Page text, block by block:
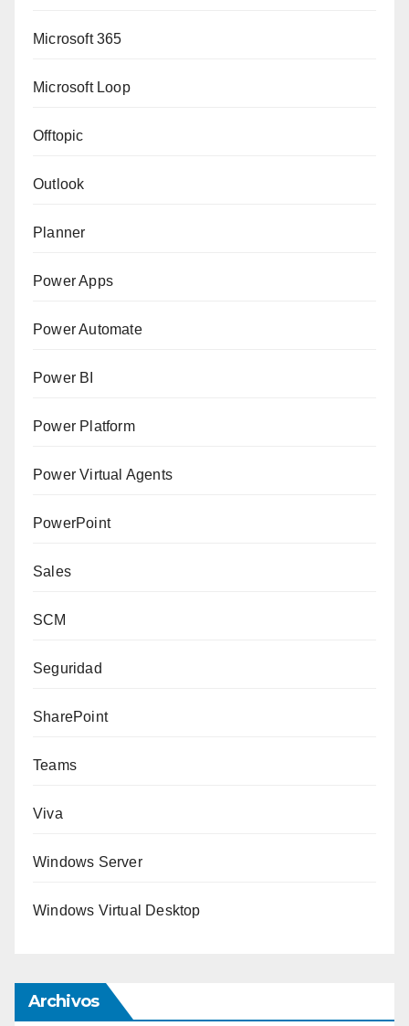
Microsoft 365
Microsoft Loop
Offtopic
Outlook
Planner
Power Apps
Power Automate
Power BI
Power Platform
Power Virtual Agents
PowerPoint
Sales
SCM
Seguridad
SharePoint
Teams
Viva
Windows Server
Windows Virtual Desktop
Archivos